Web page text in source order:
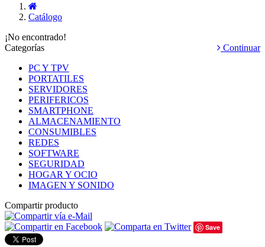
Catálogo
¡No encontrado!
Continuar
Categorías
PC Y TPV
PORTATILES
SERVIDORES
PERIFERICOS
SMARTPHONE
ALMACENAMIENTO
CONSUMIBLES
REDES
SOFTWARE
SEGURIDAD
HOGAR Y OCIO
IMAGEN Y SONIDO
Compartir producto
Save